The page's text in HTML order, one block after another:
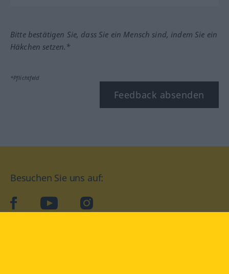
Bitte bestätigen Sie, dass Sie ein Mensch sind, indem Sie ein
Häkchen setzen.*
*Pflichtfeld
Feedback absenden
Besuchen Sie uns auf:
facebookYouTube Instagram